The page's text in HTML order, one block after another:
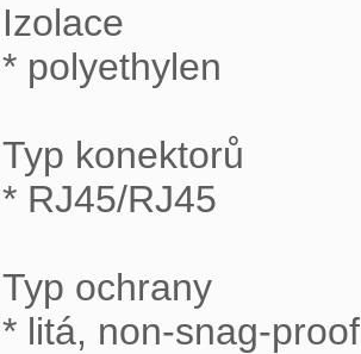
Izolace
* polyethylen
Typ konektorů
* RJ45/RJ45
Typ ochrany
* litá, non-snag-proof